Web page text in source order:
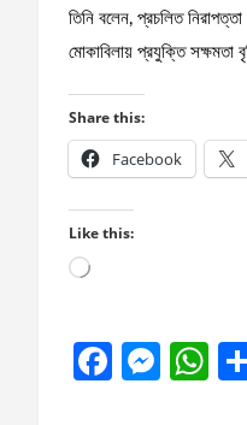
তিনি বলেন, প্রচলিত
মোকাবিলায় প্রযুক্তি সক্ষমতা
Share this:
Facebook
Like this:
Loading…
F
M W